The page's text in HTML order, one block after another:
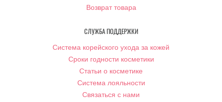
Возврат товара
СЛУЖБА ПОДДЕРЖКИ
Система корейского ухода за кожей
Сроки годности косметики
Статьи о косметике
Система лояльности
Связаться с нами